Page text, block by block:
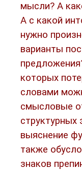
мысли? А
А с какой
нужно
варианты
которых
словами
смысловые
структурных
выяснение
также
знаков